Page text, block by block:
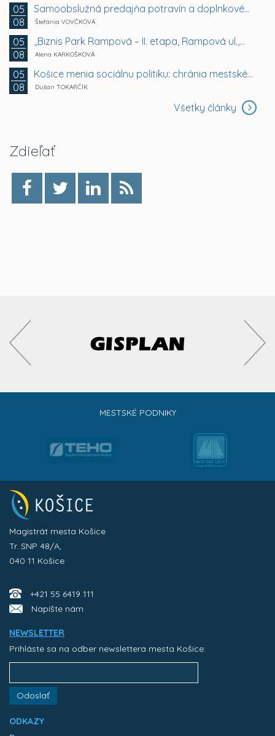
05
08
Samoobslužná predajňa potravín a doplnkového tovaru
Štefánia VOVČKOVÁ
05
08
,,Biznis Park Rampová – II. etapa, Rampová ul.,...
Alena KARKOŠKOVÁ
05
08
Košice menia sociálnu politiku: chránia mestské byty...
Dušan TOKARČÍK
Všetky články
Zdieľať
MESTSKÉ PODNIKY
Magistrát mesta Košice
Tr. SNP 48/A,
040 11 Košice
+421 55 6419 111
Napíšte nám
NEWSLETTER
Prihláste sa na odber newslettera mesta Košice:
Odoslať
ODKAZY